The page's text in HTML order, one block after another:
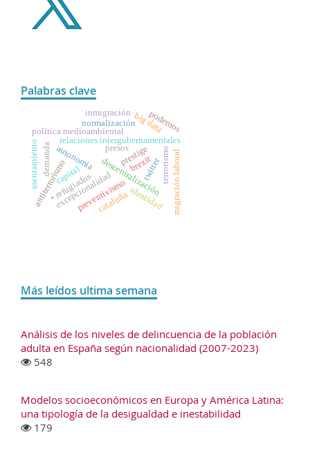
Palabras clave
autonomía descentralización
relaciones intergubernamentales
política medioambiental
prestige
antiterrorismoexcepcionalidad
normalización
preventivismo
terrorismo
asentamiento brexit
identidad migración laboral
big data
inmigración
• refugiados
twitter
demanda
podemos
presos
cataluña
capital
Más leídos ultima semana
Análisis de los niveles de delincuencia de la población
adulta en España según nacionalidad (2007-2023)
548
Modelos socioeconómicos en Europa y América Latina:
una tipología de la desigualdad e inestabilidad
179